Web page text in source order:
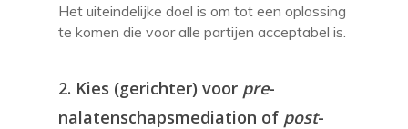
Het uiteindelijke doel is om tot een oplossing
te komen die voor alle partijen acceptabel is.
2. Kies (gerichter) voor pre-
nalatenschapsmediation of post-